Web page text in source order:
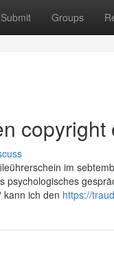
Submit Groups
copyright
im
psychologisches
kann ich den https://